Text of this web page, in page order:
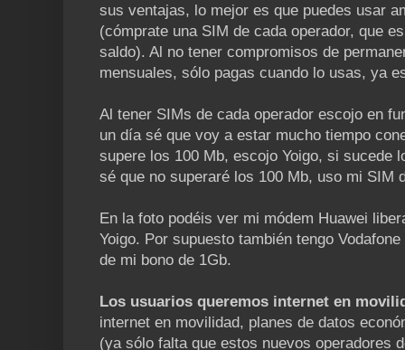
sus ventajas, lo mejor es que puedes usar
(cómprate una SIM de cada operador, que
saldo). Al no tener compromisos de
mensuales, sólo pagas cuando lo usas, ya
Al tener SIMs de cada operador escojo en
un día sé que voy a estar mucho tiempo
supere los 100 Mb, escojo Yoigo, si sucede
sé que no superaré los 100 Mb, uso mi SIM
En la foto podéis ver mi módem Huawei
Yoigo. Por supuesto también tengo
de mi bono de 1Gb.
Los usuarios queremos internet en
internet en movilidad, planes de datos
(ya sólo falta que estos nuevos operadores